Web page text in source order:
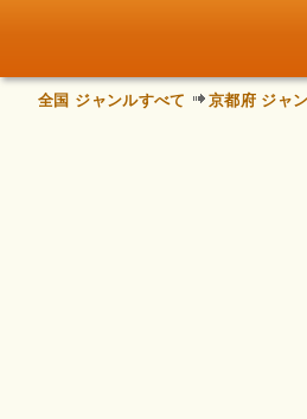
全国 ジャンルすべて 京都府 ジャ